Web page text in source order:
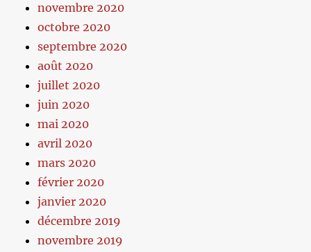
novembre 2020
octobre 2020
septembre 2020
août 2020
juillet 2020
juin 2020
mai 2020
avril 2020
mars 2020
février 2020
janvier 2020
décembre 2019
novembre 2019